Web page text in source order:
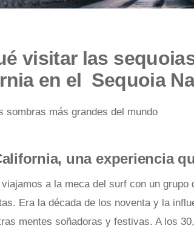
visitar las
en el Sequoia
sombras más grandes del mundo
una experiencia
a la meca del surf con un grupo
Era la década de los noventa y la
mentes soñadoras y festivas. A los